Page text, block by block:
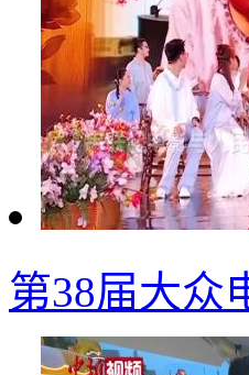
第38届大众